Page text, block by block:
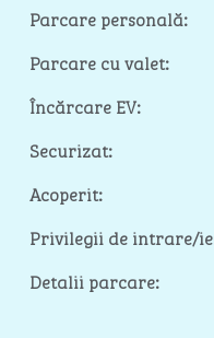
Parcare personală:
Parcare cu valet:
Încărcare EV:
Securizat:
Acoperit:
Privilegii de intrare/
Detalii parcare: